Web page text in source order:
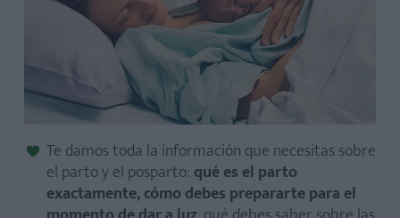
El proceso de parto se puede dividir en tres etapas:
Te damos toda la información que necesitas sobre
el parto y el posparto: qué es el parto
exactamente, cómo debes prepararte para el